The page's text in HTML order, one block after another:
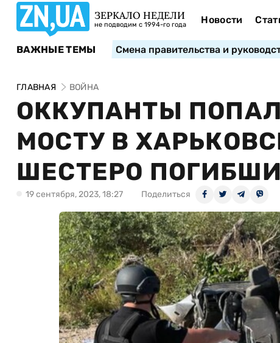
ЗЕРКАЛО НЕДЕЛИ
не подводим с 1994-го года Новости
ВАЖНЫЕ ТЕМЫ Смена правительства и
ГЛАВНАЯ ВОЙНА
ОККУПАНТЫ
МОСТУ В
ШЕСТЕРО
19 сентября, 2023, 18:27 Поделиться